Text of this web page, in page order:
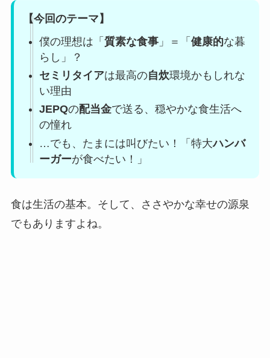
【今回のテーマ】
僕の理想は「 質素な食事」＝「 健康的な暮
らし」？
セミリタイアは最高の自炊環境かもしれな
い理由
JEPQの配当金で送る、穏やかな食生活へ
の憧れ
…でも、たまには叫びたい！「特大ハンバ
ーガーが食べたい！」
食は生活の基本。そして、ささやかな幸せの源泉
でもありますよね。